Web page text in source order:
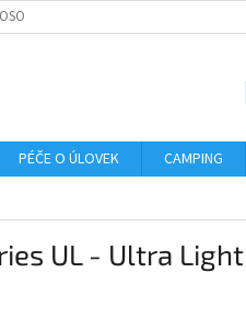
ÚDAJŮ
PÉČE O ÚLOVEK CAMPING
UL - Ultra Light